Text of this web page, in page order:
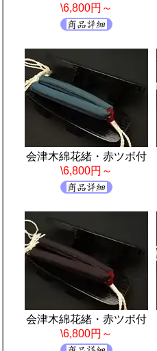
\6,800円～
会津木綿花緒・赤ツボ付
\6,800円～
会津木綿花緒・赤ツボ付
\6,800円～